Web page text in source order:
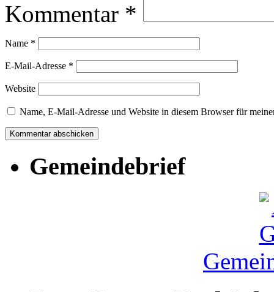
Kommentar *
Name *
E-Mail-Adresse *
Website
Name, E-Mail-Adresse und Website in diesem Browser für
Gemeindebrief